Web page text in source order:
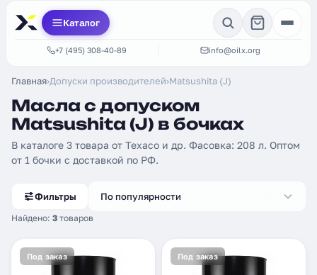
Каталог
+7 (495) 308-40-89 info@oilx.org
Главная›Допуски производителей›Matsushita (J)
Масла с допуском
Matsushita (J) в бочках
В каталоге 3 товара от Texaco и др. Фасовка: 208 л. Оптом
от 1 бочки с доставкой по РФ.
Фильтры
Найдено: 3 товаров
По популярности
Под заказ Под заказ